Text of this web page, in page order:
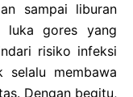
sampai liburan
luka gores yang
risiko infeksi
selalu membawa
Dengan begitu,